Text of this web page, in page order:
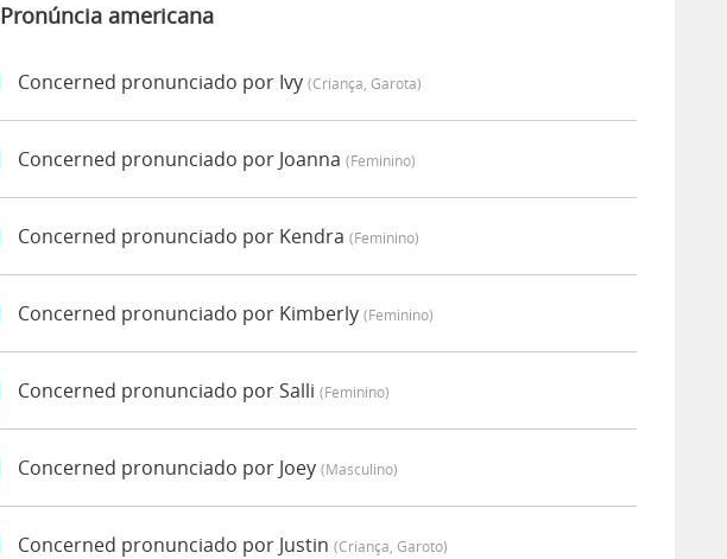
Pronúncia americana
Concerned pronunciado por Ivy (criança, Garota)
Concerned pronunciado por Joanna (feminino)
Concerned pronunciado por Kendra (feminino)
Concerned pronunciado por Kimberly (feminino)
Concerned pronunciado por Salli (feminino)
Concerned pronunciado por Joey (masculino)
Concerned pronunciado por Justin (criança, Garoto)